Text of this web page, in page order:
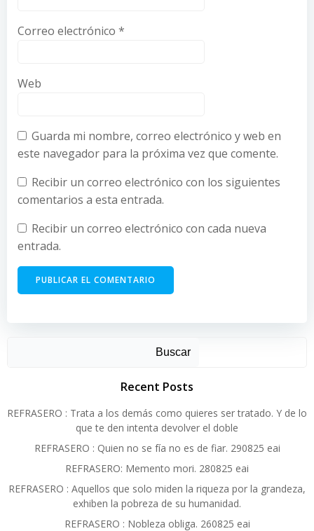
Correo electrónico *
Web
Guarda mi nombre, correo electrónico y web en
este navegador para la próxima vez que comente.
Recibir un correo electrónico con los siguientes
comentarios a esta entrada.
Recibir un correo electrónico con cada nueva
entrada.
Buscar
Recent Posts
REFRASERO : Trata a los demás como quieres ser tratado. Y de lo
que te den intenta devolver el doble
REFRASERO : Quien no se fía no es de fiar. 290825 eai
REFRASERO: Memento mori. 280825 eai
REFRASERO : Aquellos que solo miden la riqueza por la grandeza,
exhiben la pobreza de su humanidad.
REFRASERO : Nobleza obliga. 260825 eai